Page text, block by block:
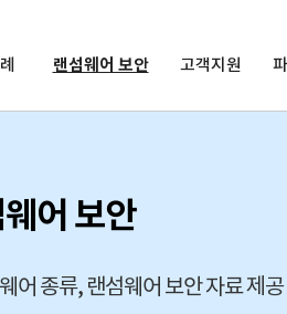
랜섬웨어 보안 고객지원
어 보안
어 종류, 랜섬웨어 보안 자료 제공